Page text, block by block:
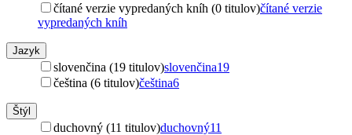
čítané verzie vypredaných kníh (0 titulov)čítané verzie
vypredaných kníh
Jazyk
slovenčina (19 titulov)slovenčina19
čeština (6 titulov)čeština6
Štýl
duchovný (11 titulov)duchovný11